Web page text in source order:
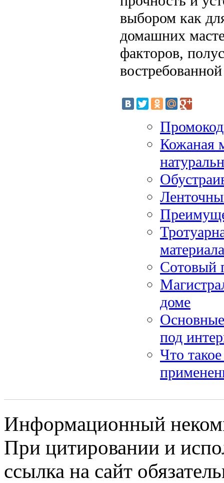
выбором как
домашних
факторов,
Кожаная
материала
Сотовый
доме
под
Что
Информационный
При цитировании и
ссылка на сайт